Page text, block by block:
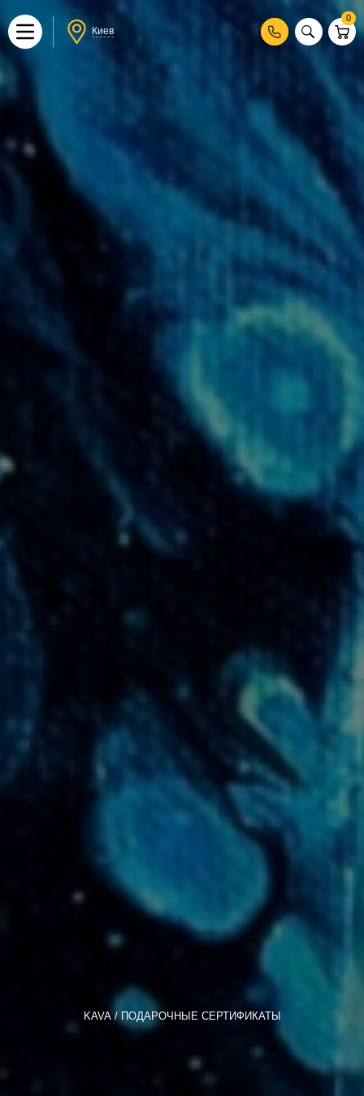
Киев
0
KAVA ПОДАРОЧНЫЕ СЕРТИФИКАТЫ